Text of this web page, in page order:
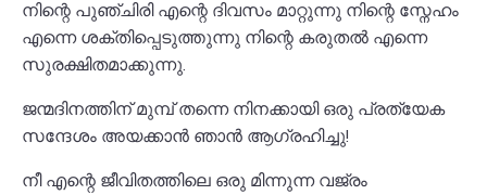
നിന്റെ പുഞ്ചിരി എന്റെ ദിവസം മാറ്റുന്നു നിന്റെ സ്നേഹം
എന്നെ ശക്തിപ്പെടുത്തുന്നു നിന്റെ കരുതൽ എന്നെ
സുരക്ഷിതമാക്കുന്നു.
ജന്മദിനത്തിന് മുമ്പ് തന്നെ നിനക്കായി ഒരു പ്രത്യേക
സന്ദേശം അയക്കാൻ ഞാൻ ആഗ്രഹിച്ചു!
നീ എന്റെ ജീവിതത്തിലെ ഒരു മിന്നുന്ന വജ്രം